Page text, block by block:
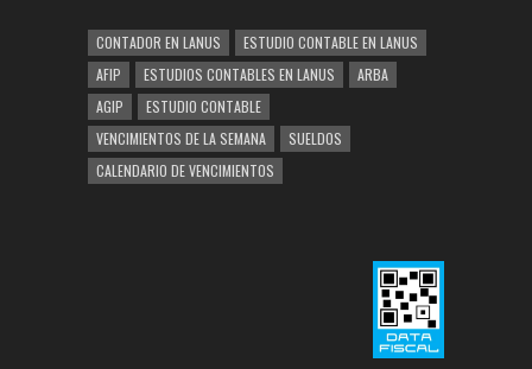
CONTADOR EN LANUS
ESTUDIO CONTABLE EN LANUS
AFIP
ESTUDIOS CONTABLES EN LANUS
ARBA
AGIP
ESTUDIO CONTABLE
VENCIMIENTOS DE LA SEMANA
SUELDOS
CALENDARIO DE VENCIMIENTOS